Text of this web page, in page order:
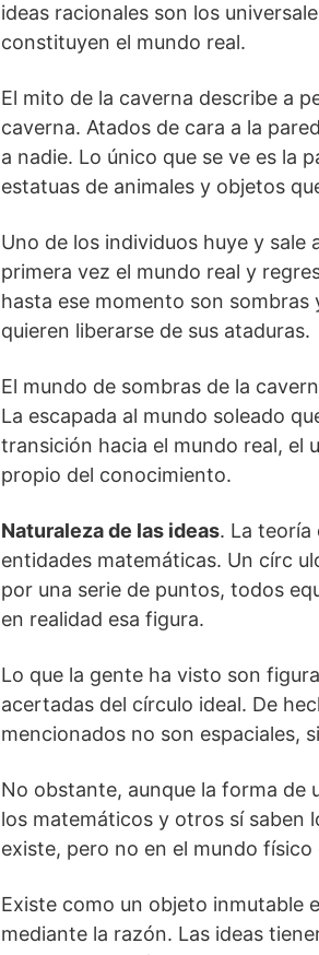
ideas racionales son los
constituyen el mundo real.
El mito de la caverna describe a
caverna. Atados de cara a la
a nadie. Lo único que se ve es la
estatuas de animales y objetos
Uno de los individuos huye y sale
primera vez el mundo real y
hasta ese momento son sombras
quieren liberarse de sus ataduras.
El mundo de sombras de la
La escapada al mundo soleado
transición hacia el mundo real, el
propio del conocimiento.
Naturaleza de las ideas. La teoría
entidades matemáticas. Un círc
por una serie de puntos, todos
en realidad esa figura.
Lo que la gente ha visto son
acertadas del círculo ideal. De
mencionados no son espaciales,
No obstante, aunque la forma
los matemáticos y otros sí saben
existe, pero no en el mundo
Existe como un objeto inmutable
mediante la razón. Las ideas